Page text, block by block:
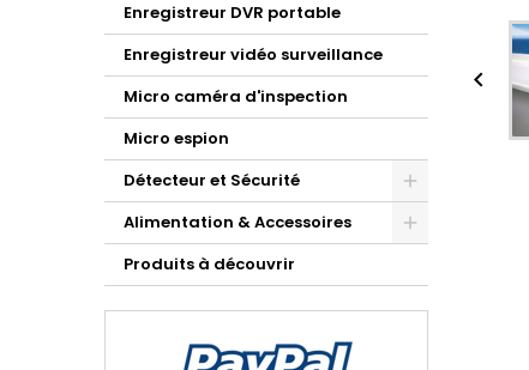
Enregistreur DVR portable
Enregistreur vidéo surveillance
Micro caméra d'inspection
Micro espion
Détecteur et Sécurité
Alimentation & Accessoires
Produits à découvrir
